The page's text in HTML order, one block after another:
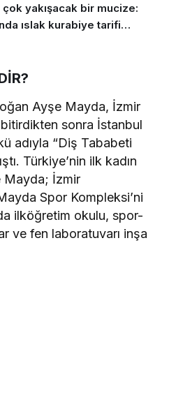
çok yakışacak bir mucize:
ıslak kurabiye tarifi…
Ayşe Mayda, İzmir
bitirdikten sonra İstanbul
adıyla “Diş Tababeti
Türkiye’nin ilk kadın
Mayda; İzmir
Spor Kompleksi’ni
ilköğretim okulu, spor-
ve fen laboratuvarı inşa